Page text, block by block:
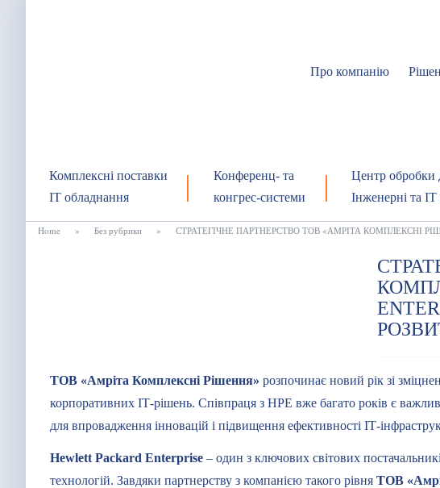
Про компанію
Комплексні поставки
IT обладнання
Конференц- та
конгрес-системи
Центр обробки
Інженерні та
Home » Без рубрики » СТРАТЕГІЧНЕ ПАРТНЕРСТВО ТОВ «АМРІТА КОМПЛЕКСНІ
ТОВ «Амріта Комплексні Рішення» розпочинає новий рік зі
корпоративних ІТ-рішень. Співпраця з HPE вже багато років є
для впровадження інновацій і підвищення ефективності ІТ-
Hewlett Packard Enterprise – один з ключових світових
технологій. Завдяки партнерству з компанією такого рівня ТОВ